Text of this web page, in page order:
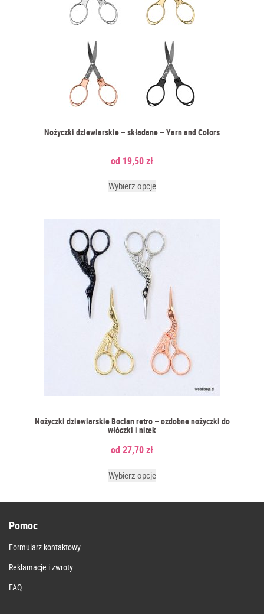
Nożyczki dziewiarskie – składane – Yarn and Colors
19,50zł
Wybierz opcje
Nożyczki dziewiarskie Bocian retro – ozdobne nożyczki do
włóczki i nitek
27,70zł
Wybierz opcje
Pomoc
Formularz kontaktowy
Reklamacje i zwroty
FAQ